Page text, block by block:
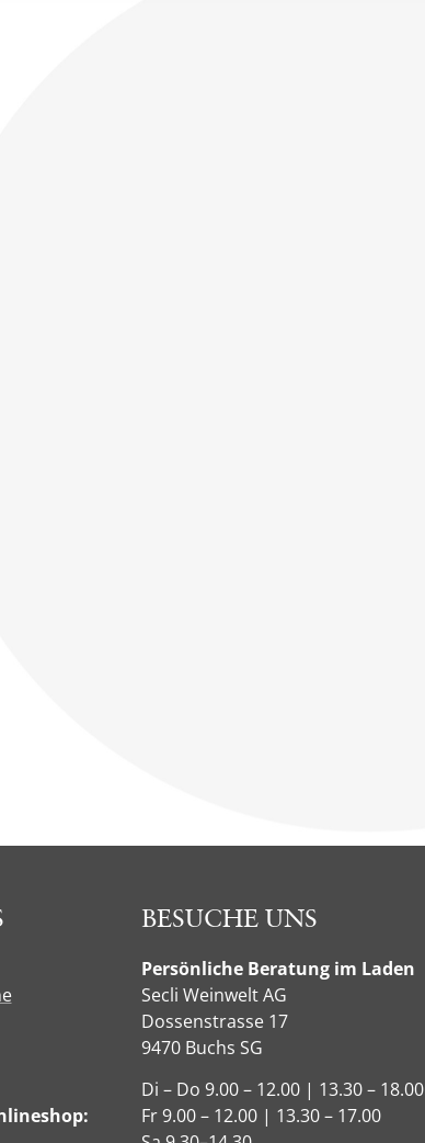
BESUCHE UNS
Persönliche Beratung im Laden
Secli Weinwelt AG
Dossenstrasse 17
9470 Buchs SG
Di – Do 9.00 – 12.00 | 13.30 – 18.00
Fr 9.00 – 12.00 | 13.30 – 17.00